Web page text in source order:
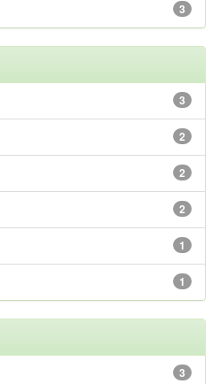
3
3
2
2
2
1
1
3